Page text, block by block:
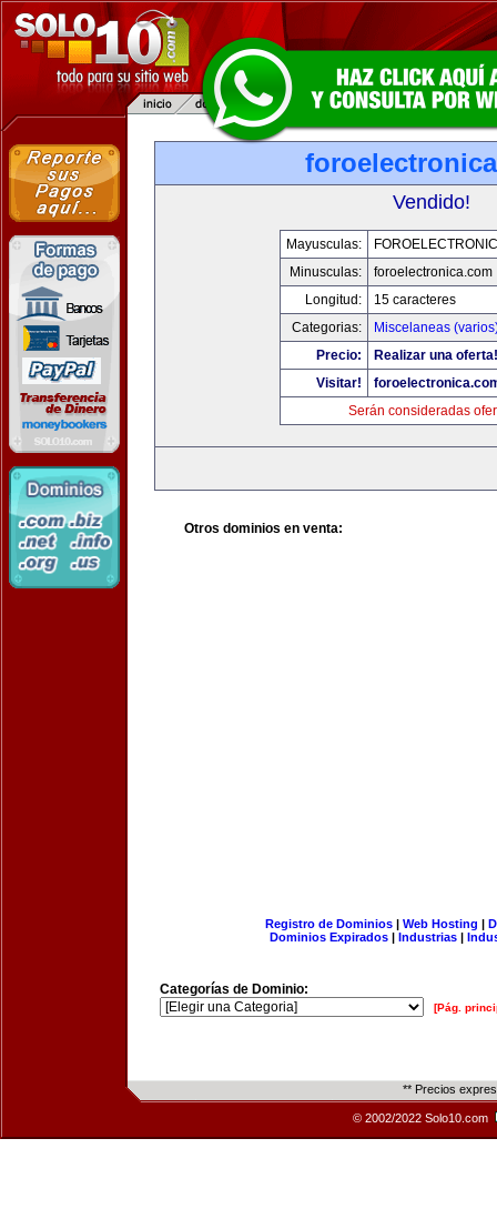
Vendido!
Mayusculas:
Minusculas:
foroelectronica.com
Longitud:
15 caracteres
Categorias:
Miscelaneas
Precio:
Realizar una oferta!
Visitar!
Serán consideradas
Otros dominios en venta:
Registro de Dominios| Web Hosting |
Dominios Expirados | Industrias |
Categorías de Dominio:
[Pág.
** Precios
© 2002/2022 Solo10.com